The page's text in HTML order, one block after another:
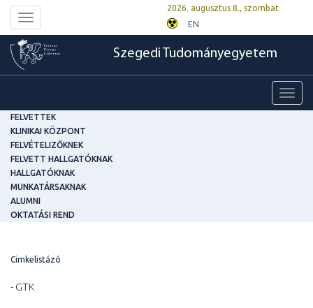
Toggle
navigation
2026. augusztus 8., szombat
EN
Szegedi Tudományegyetem
FELVETTEK
KLINIKAI KÖZPONT
FELVÉTELIZŐKNEK
FELVETT HALLGATÓKNAK
HALLGATÓKNAK
MUNKATÁRSAKNAK
ALUMNI
OKTATÁSI REND
Cimkelistázó
- GTK